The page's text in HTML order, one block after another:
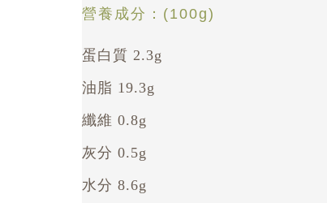
營養成分：(100g)
蛋白質 2.3g
油脂 19.3g
纖維 0.8g
灰分 0.5g
水分 8.6g